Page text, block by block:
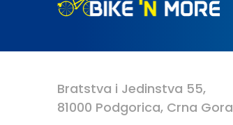
Bratstva i Jedinstva 55,
81000 Podgorica, Crna Gora